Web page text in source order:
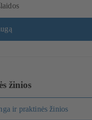
žinios
ir praktinės žinios